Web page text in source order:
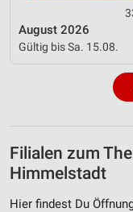
August 2026
Gültig bis Sa. 15.08.
Filialen zum
Himmelstadt
Hier findest Du